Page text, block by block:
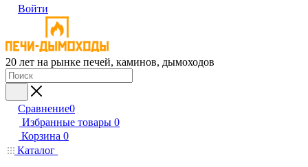
Войти
20 лет на рынке печей, каминов, дымоходов
Сравнение0
Избранные товары 0
Корзина 0
Каталог